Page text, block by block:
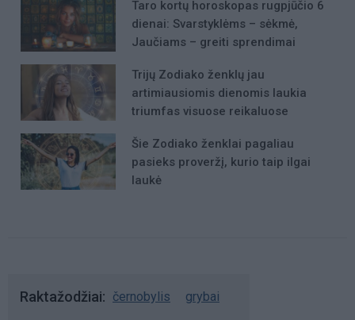
Taro kortų horoskopas rugpjūčio 6
dienai: Svarstyklėms – sėkmė,
Jaučiams – greiti sprendimai
Trijų Zodiako ženklų jau
artimiausiomis dienomis laukia
triumfas visuose reikaluose
Šie Zodiako ženklai pagaliau
pasieks proveržį, kurio taip ilgai
laukė
Raktažodžiai černobylis grybai